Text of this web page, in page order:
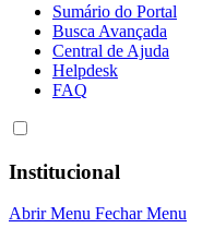
Sumário do Portal
Busca Avançada
Central de Ajuda
Helpdesk
FAQ
Institucional
Abrir Menu Fechar Menu